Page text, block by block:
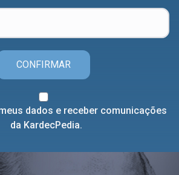
CONFIRMAR
dados e receber comunicações
da KardecPedia.